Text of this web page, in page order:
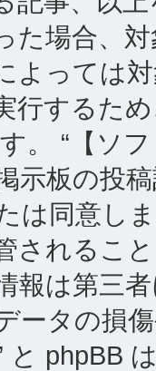
た場合、
よっては
行するた
。 “【ソ
示板の投
は同意し
されるこ
報は第三
ータの損
と phpBB